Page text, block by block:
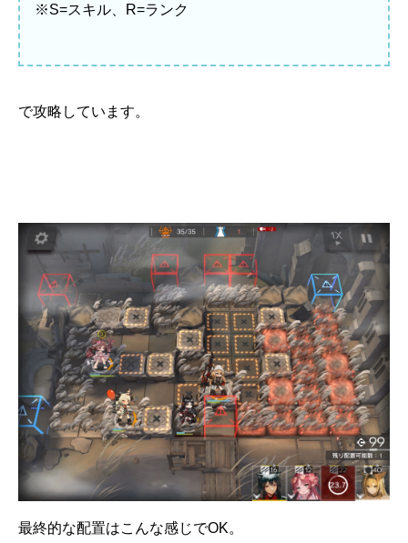
※S=スキル、R=ランク
で攻略しています。
最終的な配置はこんな感じでOK。